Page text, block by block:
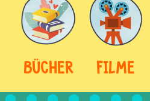
BÜCHER FILME